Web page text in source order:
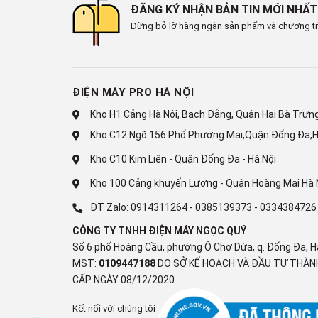
OTS Lite
Q-Symphony
20W
Kết nối Internet
1 x LAN
Kết nối không dây
Bluetooth 5.3
3 x HDMI
ĐĂNG KÝ NHẬN BẢN TIN MỚI NHẤT
Đừng bỏ lỡ hàng ngàn sản phẩm và chương
ĐIỆN MÁY PRO HÀ NỘI
Kho H1 Cảng Hà Nội, Bạch Đằng, Quận Hai Bà
Kho C12 Ngõ 156 Phố Phương Mai,Quận Đống
Kho C10 Kim Liên - Quận Đống Đa - Hà Nội
Kho 100 Cảng khuyến Lương - Quận Hoàng Mai Hà
ĐT Zalo: 0914311264 - 0385139373 - 0334384726
CÔNG TY TNHH ĐIỆN MÁY NGỌC QUÝ
Số 6 phố Hoàng Cầu, phường Ô Chợ Dừa, q. Đống Đa,
MST: 0109447188DO SỞ KẾ HOẠCH VÀ ĐẦU TƯ
CẤP NGÀY 08/12/2020.
Kết nối với chúng tôi